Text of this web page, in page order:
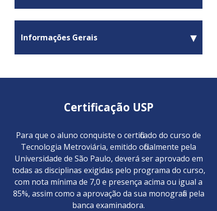
Informações Gerais ▾
Certificação USP
Para que o aluno conquiste o certificado do curso de
Tecnologia Metroviária, emitido oficialmente pela
Universidade de São Paulo, deverá ser aprovado em
todas as disciplinas exigidas pelo programa do curso,
com nota mínima de 7,0 e presença acima ou igual a
85%, assim como a aprovação da sua monografia pela
banca examinadora.